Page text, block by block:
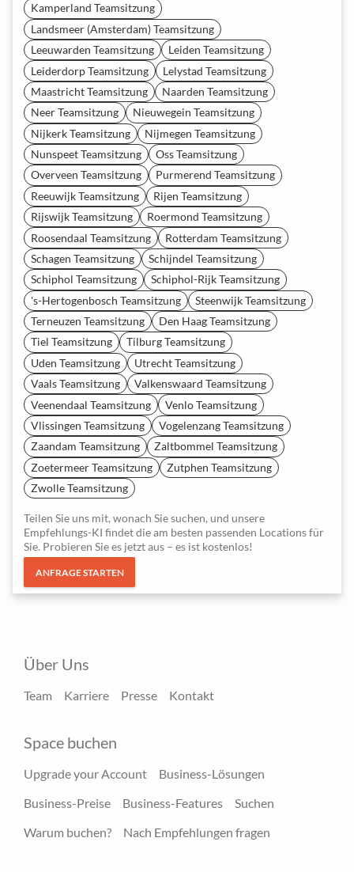
Kamperland Teamsitzung
Landsmeer (Amsterdam) Teamsitzung
Leeuwarden Teamsitzung
Leiden Teamsitzung
Leiderdorp Teamsitzung
Lelystad Teamsitzung
Maastricht Teamsitzung
Naarden Teamsitzung
Neer Teamsitzung
Nieuwegein Teamsitzung
Nijkerk Teamsitzung
Nijmegen Teamsitzung
Nunspeet Teamsitzung
Oss Teamsitzung
Overveen Teamsitzung
Purmerend Teamsitzung
Reeuwijk Teamsitzung
Rijen Teamsitzung
Rijswijk Teamsitzung
Roermond Teamsitzung
Roosendaal Teamsitzung
Rotterdam Teamsitzung
Schagen Teamsitzung
Schijndel Teamsitzung
Schiphol Teamsitzung
Schiphol-Rijk Teamsitzung
's-Hertogenbosch Teamsitzung
Steenwijk Teamsitzung
Terneuzen Teamsitzung
Den Haag Teamsitzung
Tiel Teamsitzung
Tilburg Teamsitzung
Uden Teamsitzung
Utrecht Teamsitzung
Vaals Teamsitzung
Valkenswaard Teamsitzung
Veenendaal Teamsitzung
Venlo Teamsitzung
Vlissingen Teamsitzung
Vogelenzang Teamsitzung
Zaandam Teamsitzung
Zaltbommel Teamsitzung
Zoetermeer Teamsitzung
Zutphen Teamsitzung
Zwolle Teamsitzung
Teilen Sie uns mit, wonach Sie suchen, und unsere
Empfehlungs-KI findet die am besten passenden Locations für
Sie. Probieren Sie es jetzt aus – es ist kostenlos!
ANFRAGE STARTEN
Über Uns
Team Karriere Presse Kontakt
Space buchen
Upgrade your Account
Business-Lösungen
Business-Preise
Business-Features
Suchen
Warum buchen?
Nach Empfehlungen fragen